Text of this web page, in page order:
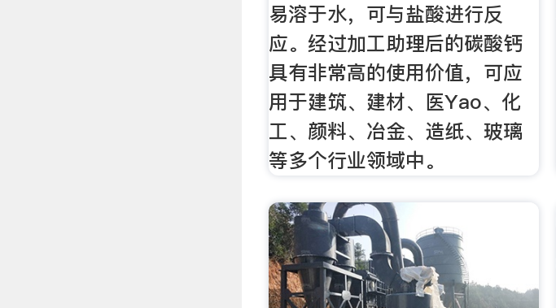
易溶于水，可与盐酸进行反
应。经过加工助理后的碳酸钙
具有非常高的使用价值，可应
用于建筑、建材、医Yao、化
工、颜料、冶金、造纸、玻璃
等多个行业领域中。